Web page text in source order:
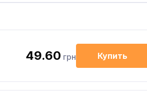
49.60 грн Купить